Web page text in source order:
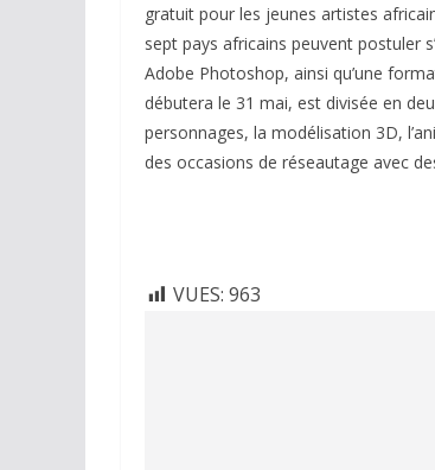
gratuit pour les jeunes artistes
sept pays africains peuvent postuler
Adobe Photoshop, ainsi qu’une
débutera le 31 mai, est divisée en
personnages, la modélisation 3D,
des occasions de réseautage avec
VUES: 963